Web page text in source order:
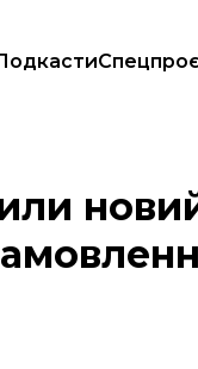
вбивства